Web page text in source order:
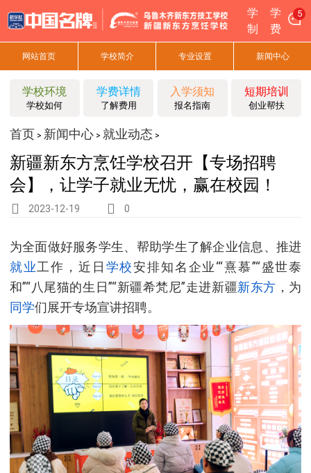
学
制
学
费
5
网站首页 学校简介 专业设置 新闻中心
学校环境
学校如何
学费详情
了解费用
入学须知
报名指南
短期培训
创业帮扶
首页 > 新闻中心> 就业动态 >
新疆新东方烹饪学校召开【专场招聘
会】，让学子就业无忧，赢在校园！
2023-12-19 0
为全面做好服务学生、帮助学生了解企业信息、推进
就业工作，近日 学校安排知名企业‘“熹慕”“盛世泰
和”“八尾猫的生日”“新疆希梵尼”走进新疆新东方 ，为
同学们展开专场宣讲招聘。